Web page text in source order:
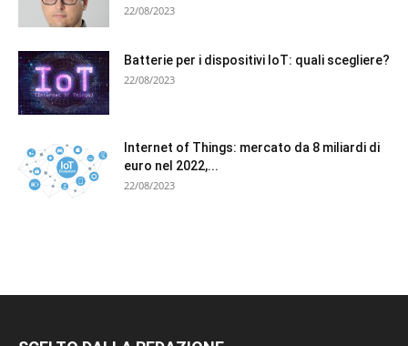
22/08/2023
Batterie per i dispositivi IoT: quali scegliere?
22/08/2023
Internet of Things: mercato da 8 miliardi di
euro nel 2022,...
22/08/2023